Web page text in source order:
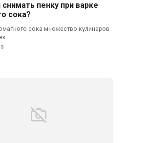
пенку при варке
сока?
сока множество кулинаров
9